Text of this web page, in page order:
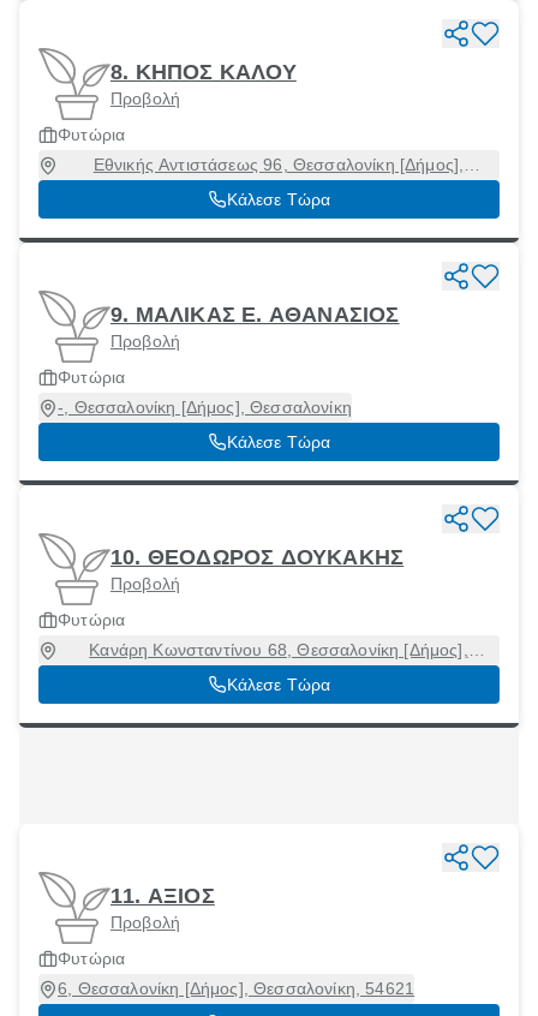
8. ΚΗΠΟΣ ΚΑΛΟΥ
Προβολή
Φυτώρια
Εθνικής Αντιστάσεως 96, Θεσσαλονίκη [Δήμος],
Θεσσαλονίκη, 55134
Κάλεσε Τώρα
9. ΜΑΛΙΚΑΣ E. ΑΘΑΝΑΣΙΟΣ
Προβολή
Φυτώρια
-, Θεσσαλονίκη [Δήμος], Θεσσαλονίκη
Κάλεσε Τώρα
10. ΘΕΟΔΩΡΟΣ ΔΟΥΚΑΚΗΣ
Προβολή
Φυτώρια
Κανάρη Κωνσταντίνου 68, Θεσσαλονίκη [Δήμος],
Θεσσαλονίκη, 54453
Κάλεσε Τώρα
11. ΑΞΙΟΣ
Προβολή
Φυτώρια
6, Θεσσαλονίκη [Δήμος], Θεσσαλονίκη, 54621